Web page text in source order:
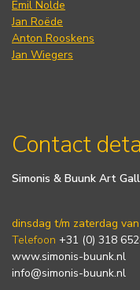
Emil Nolde
Jan Roëde
Anton Rooskens
Jan Wiegers
Contact
Simonis & Buunk Art
dinsdag t/m zaterdag
Telefoon +31 (0) 318
www.simonis-buunk.nl
info@simonis-buunk.nl